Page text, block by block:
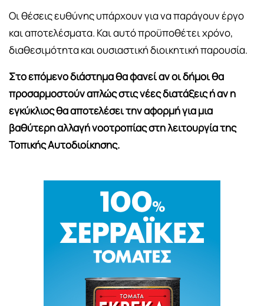
Οι θέσεις ευθύνης υπάρχουν για να παράγουν έργο
και αποτελέσματα. Και αυτό προϋποθέτει χρόνο,
διαθεσιμότητα και ουσιαστική διοικητική παρουσία.
Στο επόμενο διάστημα θα φανεί αν οι δήμοι θα
προσαρμοστούν απλώς στις νέες διατάξεις ή αν η
εγκύκλιος θα αποτελέσει την αφορμή για μια
βαθύτερη αλλαγή νοοτροπίας στη λειτουργία της
Τοπικής Αυτοδιοίκησης.